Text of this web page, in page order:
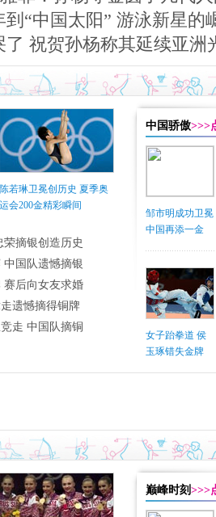
“中国太阳” 游泳新星的
了 祝贺孙杨称其延续亚洲
陈若琳卫冕创历史 夏季奥
运会200金精彩瞬间
摘银创造历史
中国队遗憾摘银
赛后向女友求婚
遗憾摘得铜牌
走 中国队摘铜
中国骄傲>>>
邹市明成功卫冕
中国再添一金
女子跆拳道 侯
玉琢错失金牌
巅峰时刻>>>